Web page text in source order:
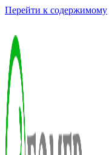
Перейти к содержимому